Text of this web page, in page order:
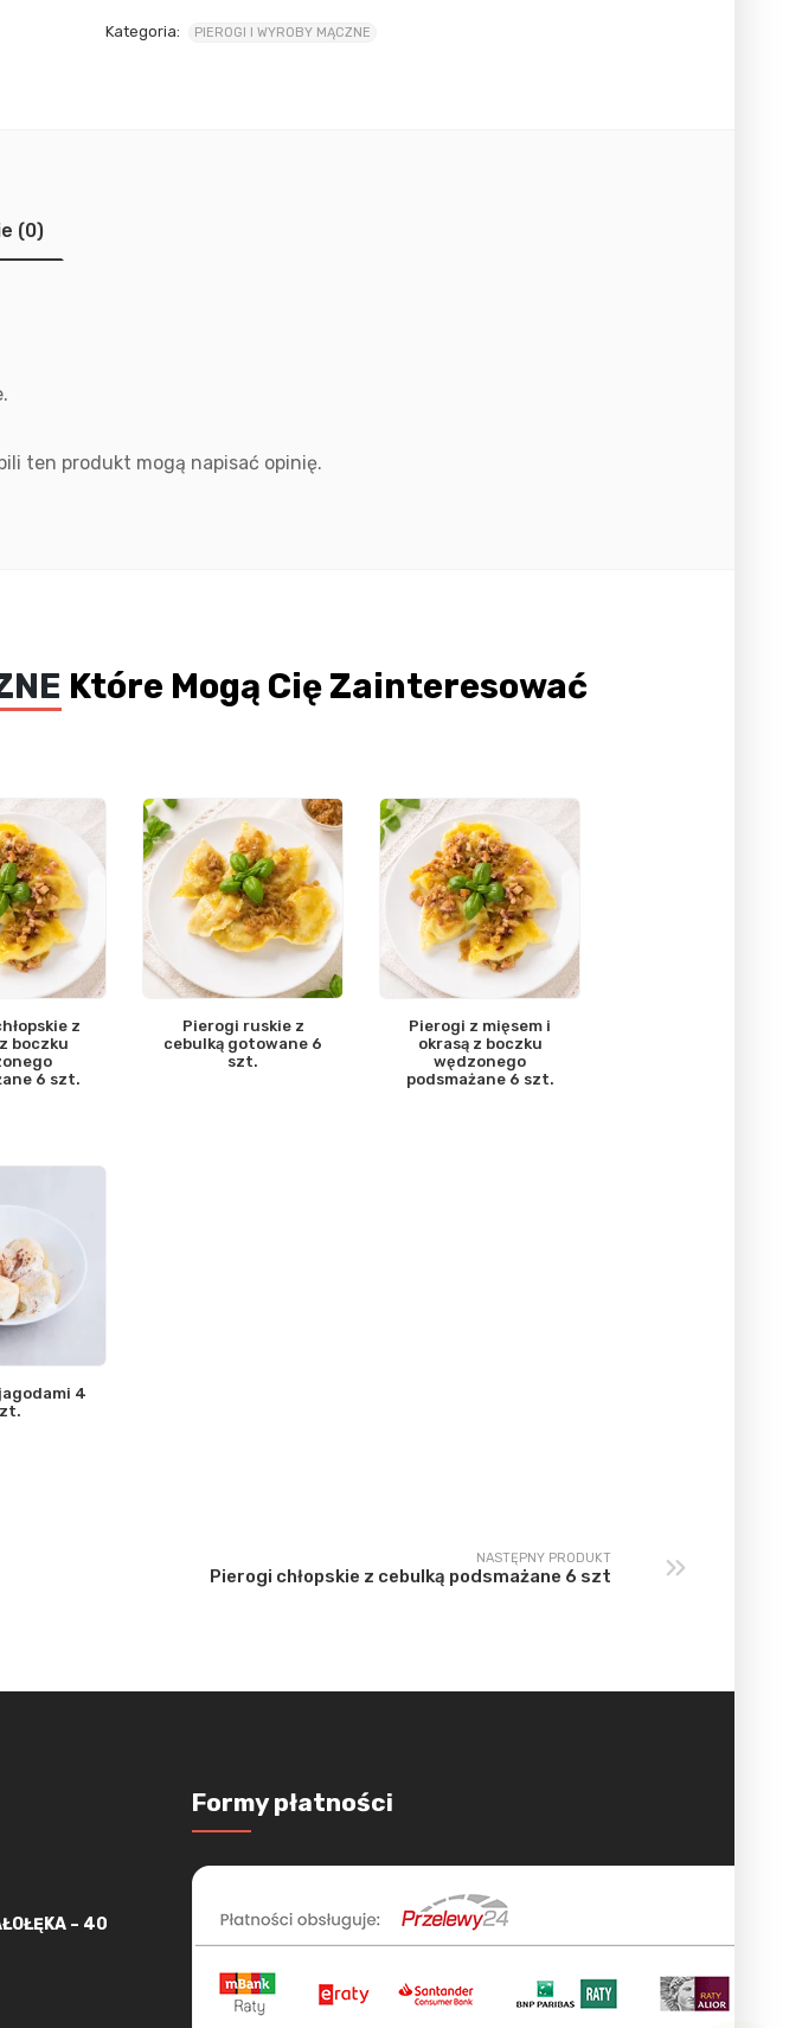
Kategoria: PIEROGI I WYROBY MĄCZNE
(0)
ten produkt mogą napisać opinię.
Które Mogą Cię Zainteresować
z
boczku
6 szt.
Pierogi ruskie z
cebulką gotowane 6
szt.
Pierogi z mięsem i
okrasą z boczku
wędzonego
podsmażane 6 szt.
4
NASTĘPNY PRODUKT
Pierogi chłopskie z cebulką podsmażane 6 szt
– 40
Formy płatności